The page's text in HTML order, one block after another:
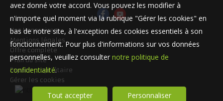
Nos Honoraires
Mentions légales
Offre complète
Plan du site
Espace propriétaire
Gérer les cookies
avez donné votre accord. Vous pouvez les modifier à
n'importe quel moment via la rubrique "Gérer les cookies" en
bas de notre site, à l'exception des cookies essentiels à son
fonctionnement. Pour plus d'informations sur vos données
personnelles, veuillez consulter notre politique de
confidentialité.
Tout accepter Personnaliser